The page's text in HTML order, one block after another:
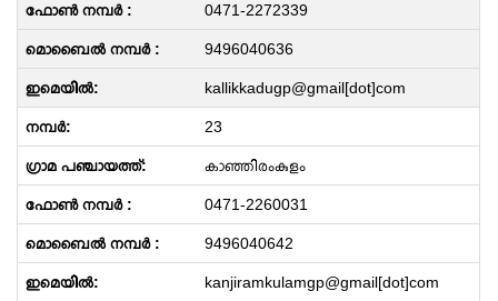
0471-2272339
9496040636
kallikkadugp@gmail[dot]com
23
കാഞ്ഞിരംകുളം
0471-2260031
9496040642
kanjiramkulamgp@gmail[dot]com